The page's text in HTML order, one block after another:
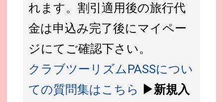
れます。割引適用後の旅行代
金は申込み完了後にマイペー
ジにてご確認下さい。
クラブツーリズムPASSについ
ての質問集はこちら ▶新規入